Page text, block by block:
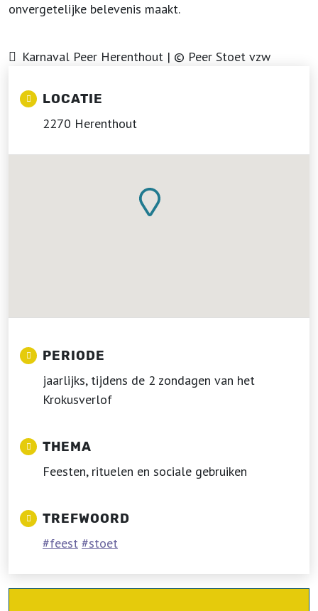
onvergetelijke belevenis maakt.
Karnaval Peer Herenthout | © Peer Stoet vzw
LOCATIE
2270 Herenthout
PERIODE
jaarlijks, tijdens de 2 zondagen van het
Krokusverlof
THEMA
Feesten, rituelen en sociale gebruiken
TREFWOORD
feest stoet